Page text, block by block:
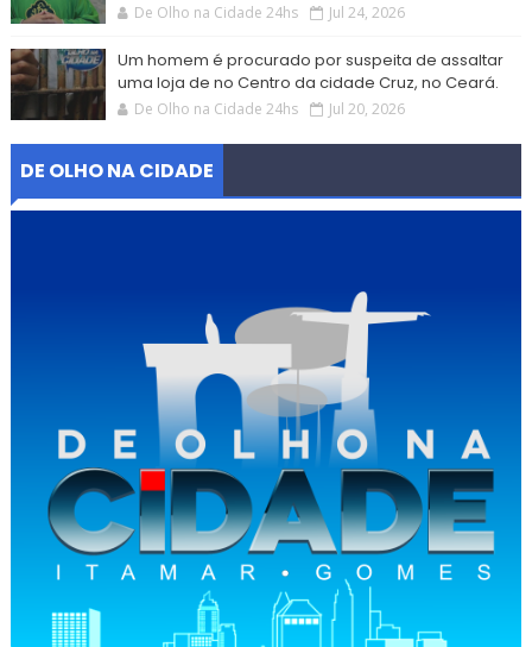
De Olho na Cidade 24hs Jul 24, 2026
Um homem é procurado por suspeita de assaltar
uma loja de no Centro da cidade Cruz, no Ceará.
De Olho na Cidade 24hs Jul 20, 2026
DE OLHO NA CIDADE